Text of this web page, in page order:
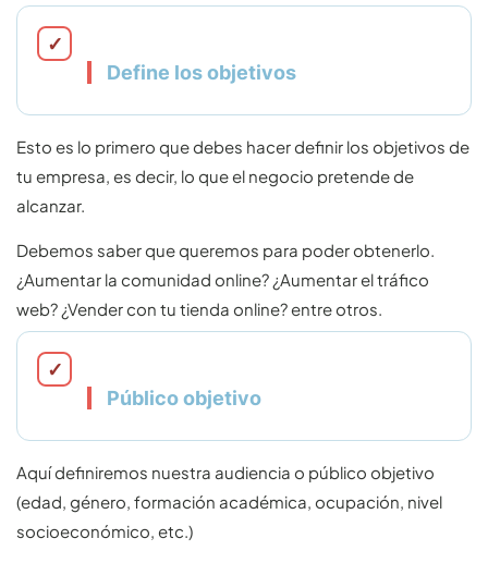
Define los objetivos
Esto es lo primero que debes hacer definir los objetivos de
tu empresa, es decir, lo que el negocio pretende de
alcanzar.
Debemos saber que queremos para poder obtenerlo.
¿Aumentar la comunidad online? ¿Aumentar el tráfico
web? ¿Vender con tu tienda online? entre otros.
Público objetivo
Aquí definiremos nuestra audiencia o público objetivo
(edad, género, formación académica, ocupación, nivel
socioeconómico, etc.)